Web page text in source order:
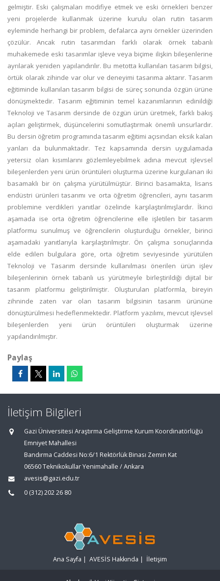
gelmiştir. Eski çalışmaları modifiye etmek ve eski örnekleri benzer
yeni projelerde kullanmak üzerine kurulu olan rutin tasarım
eyleminde herhangi bir problem, defalarca aynı örnekler üzerinden
çözülür. Ancak rutin tasarımdan farklı olarak örnek tabanlı
muhakemede eski tasarımlar işleve veya biçime ilişkin bileşenlerine
ayrılarak yeniden yapılandırılır. Bu metotta kullanılan tasarım bilgisi,
örtük olarak zihinde var olur ve deneyimi tasarıma aktarır. Tasarım
eğitiminde kullanılan tasarım bilgisi de süreç sonunda özgün ürüne
dönüşmektedir. Tasarım eğitiminin temel kazanımlarının edinildiği
Teknoloji ve Tasarım dersinde de özgün ürün üretmek, farklı bakış
açıları geliştirmek, düşüncelerini somutlaştırmak önemli unsurlardır.
Bu dersin öğretim programında tasarım eğitimi açısından eksik kalan
yanları da bulunmaktadır. Tez kapsamında dersin uygulamada
yetersiz olan kısımlarını gözlemleyebilmek adına mevcut işlevsel
bileşenlerden yeni ürün örüntüleri oluşturma üzerine kurgulanan iki
basamaklı bir ön çalışma yürütülmüştür. Birinci basamakta, lisans
endüstri ürünleri tasarımı ve orta öğretim öğrencileri, aynı tasarım
problemine verdikleri yanıtlar özelinde karşılaştırılmışlardır. İkinci
aşamada ise orta öğretim öğrencilerine elle işletilen bir tasarım
platformu sunulmuş ve öğrencilerin oluşturduğu örnekler, birinci
aşamadaki yanıtlarıyla karşılaştırılmıştır. Ön çalışma sonuçlarında
elde edilen bulgulara göre, orta öğretim seviyesinde yürütülen
Teknoloji ve Tasarım dersinde kullanılması önerilen ürün işlev
bileşenlerinin örnek tabanlı us yürütmeyle birleştirildiği dijital bir
tasarım platformu geliştirilmiştir. Oluşturulan platformla, bireyin
zihninde zaten var olan tasarım bilgisinin tasarım ürününe
dönüştürülmesi hedeflenmektedir. Platform yazılımı, mevcut işlevsel
bileşenlerden yeni ürün örüntüleri oluşturmak üzerine
yapılandırılmıştır.
Paylaş
İletişim Bilgileri
Gazi Üniversitesi Araştırma Geliştirme Kurum Koordinatörlüğü
Emniyet Mahallesi
Bandırma Caddesi No:6/1 Rektörlük Binası Zemin Kat
06560 Teknikokullar Yenimahalle / Ankara
avesis@gazi.edu.tr
0 (312) 202 26 80
Ana Sayfa | AVESİS Hakkında | İletişim